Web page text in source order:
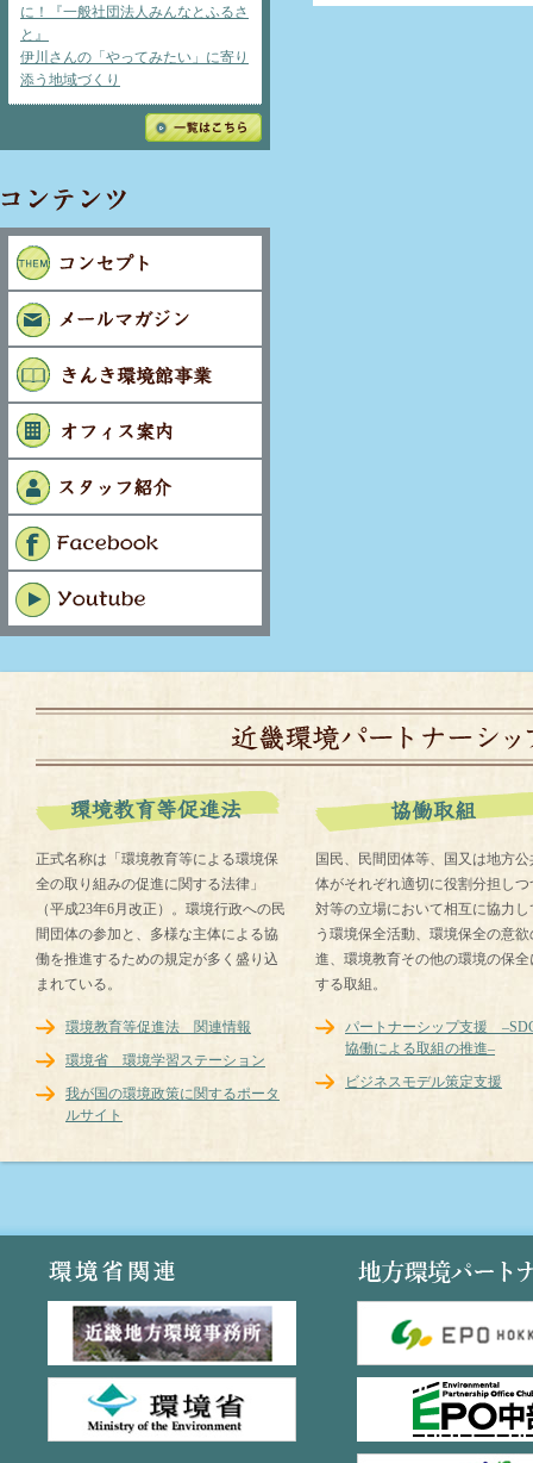
に！『一般社団法人みんなとふるさ
と』
伊川さんの「やってみたい」に寄り
添う地域づくり
正式名称は「環境教育等による環境保
全の取り組みの促進に関する法律」
（平成23年6月改正）。環境行政への民
間団体の参加と、多様な主体による協
働を推進するための規定が多く盛り込
まれている。
環境教育等促進法 関連情報
環境省 環境学習ステーション
我が国の環境政策に関するポータ
ルサイト
国民、民間団体等、国又は地方公
体がそれぞれ適切に役割分担しつ
対等の立場において相互に協力し
う環境保全活動、環境保全の意欲
進、環境教育その他の環境の保全
する取組。
パートナーシップ支援
協働による取組の推進–
ビジネスモデル策定支援